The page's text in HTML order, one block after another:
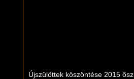
Újszülöttek köszöntése 2015 ősz